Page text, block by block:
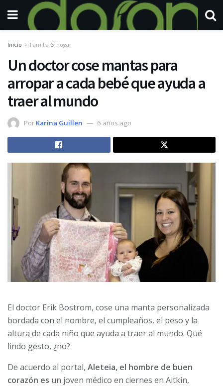
Inicio Familia & hogar
Un doctor cose mantas para
arropar a cada bebé que ayuda a
traer al mundo
Por Karina Guillen 6 años ago
El doctor Erik Bostrom, cose una manta personalizada
bordada con el nombre, el cumpleaños, el peso y la
altura de cada niño que ayuda a traer al mundo. Qué
lindo gesto, ¿no?
De acuerdo al portal, Aleteia, el hombre de buen
corazón es un joven médico en ciernes en Aitkin,